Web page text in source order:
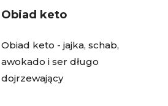
Obiad keto
Obiad keto - jajka, schab,
awokado i ser długo
dojrzewający